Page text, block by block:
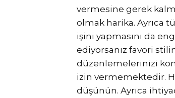
vermesine gerek
olmak harika. Ayrıca
işini yapmasını da
ediyorsanız favori
düzenlemelerinizi
izin vermemektedir.
düşünün. Ayrıca